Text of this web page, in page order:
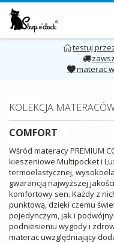
testuj
materac
Przejdź
do
treści
KOLEKCJA
COMFORT
Wśród materacy PREMIUM
kieszeniowe Multipocket i
termoelastycznej,
gwarancją najwyższej
komfortowy sen. Każdy z
punktową, dzięki czemu
pojedynczym, jak i
podniesieniu wygody i
materac uwzględniający